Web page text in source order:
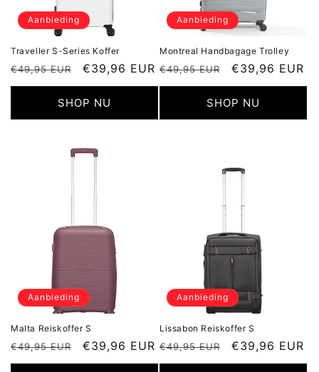
Aanbieding
Traveller S-Series Koffer
Normale
prijs
€49,95 EUR Aanbiedingsprijs
€39,96 EUR
SHOP NU
Aanbieding
Montreal Handbagage Trolley
Normale
prijs
€49,95 EUR €39,96 EUR
SHOP NU
Aanbieding
Malta Reiskoffer S
Normale
prijs
€49,95 EUR Aanbiedingsprijs
€39,96 EUR
Aanbieding
Lissabon Reiskoffer S
Normale
prijs
€49,95 EUR €39,96 EUR